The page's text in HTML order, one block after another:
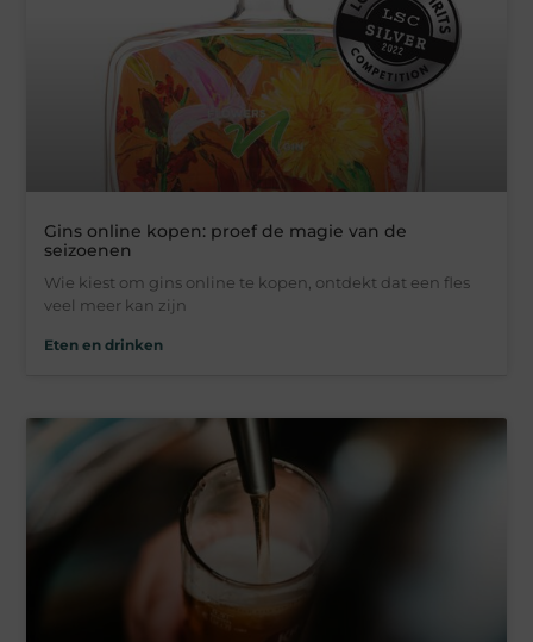
Gins online kopen: proef de magie van de
seizoenen
Wie kiest om gins online te kopen, ontdekt dat een fles
veel meer kan zijn
Eten en drinken